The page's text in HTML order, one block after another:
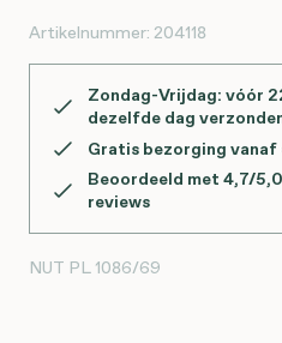
Artikelnummer: 204118
Zondag-Vrijdag: vóór
dezelfde dag
Gratis bezorging vanaf
Beoordeeld met 4,7/
reviews
NUT PL 1086/69